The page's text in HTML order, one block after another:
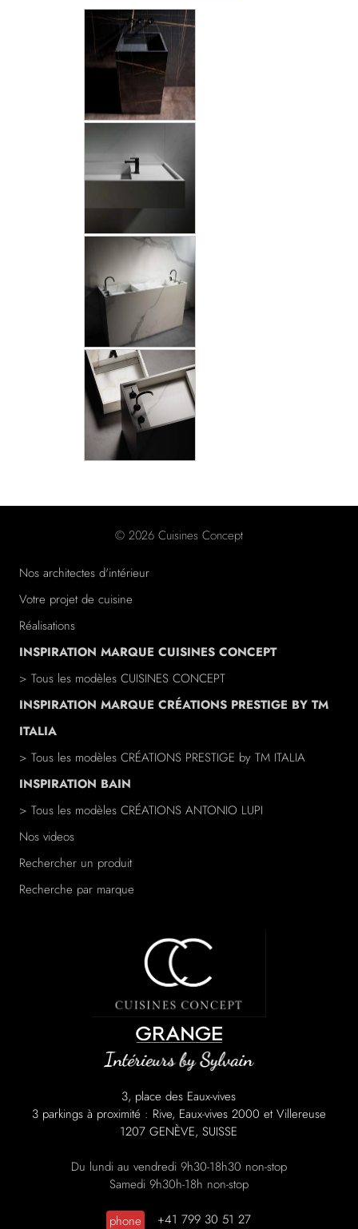
© 2026 Cuisines Concept
Nos architectes d'intérieur
Votre projet de cuisine
Réalisations
INSPIRATION MARQUE CUISINES CONCEPT
> Tous les modèles CUISINES CONCEPT
INSPIRATION MARQUE CRÉATIONS PRESTIGE BY TM
ITALIA
> Tous les modèles CRÉATIONS PRESTIGE by TM ITALIA
INSPIRATION BAIN
> Tous les modèles CRÉATIONS ANTONIO LUPI
Nos videos
Rechercher un produit
Recherche par marque
3, place des Eaux-vives
3 parkings à proximité : Rive, Eaux-vives 2000 et Villereuse
1207 GENÈVE, SUISSE
Du lundi au vendredi 9h30-18h30 non-stop
Samedi 9h30h-18h non-stop
phone +41 799 30 51 27